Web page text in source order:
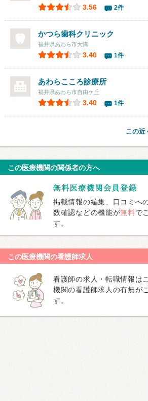
3.56 2件
かつら歯科クリニック
福井県あわら市大溝
3.40 1件
あわらこころ診療所
福井県あわら市自由ケ丘
3.40 1件
この近
この医療機関の関係者の方へ
掲載情報の編集、口コミへ
数確認などの機能が無料で
す。
この医療機関の看護師求人
看護師の求人・転職情報は
機関の看護師求人の有無が
す。